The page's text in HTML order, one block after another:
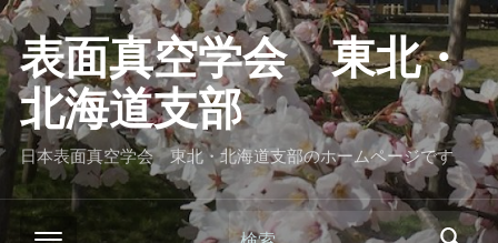
表面真空学会 東北・
北海道支部
日本表面真空学会 東北・北海道支部のホームページです
検索